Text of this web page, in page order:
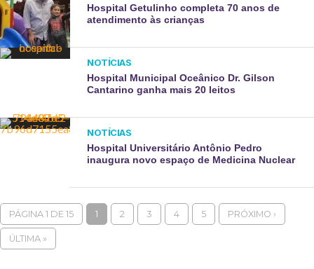
Hospital Getulinho completa 70 anos de
atendimento às crianças
NOTÍCIAS
Hospital Municipal Oceânico Dr. Gilson
Cantarino ganha mais 20 leitos
NOTÍCIAS
Hospital Universitário Antônio Pedro
inaugura novo espaço de Medicina Nuclear
PÁGINA 1 DE 15 1 2 3 4 5 PRÓXIMO ›
ÚLTIMA »